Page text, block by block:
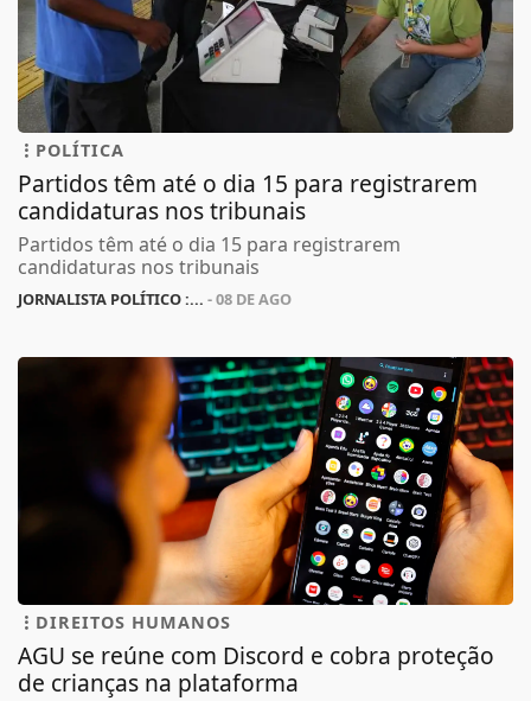
POLÍTICA
Partidos têm até o dia 15 para registrarem
candidaturas nos tribunais
Partidos têm até o dia 15 para registrarem
candidaturas nos tribunais
JORNALISTA POLÍTICO :... - 08 DE AGO
DIREITOS HUMANOS
AGU se reúne com Discord e cobra proteção
de crianças na plataforma